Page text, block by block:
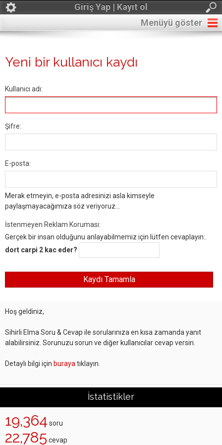
Giriş Yap | Kayıt ol
Menüyü göster
Yeni bir kullanıcı kaydı
Kullanıcı adı:
Şifre:
E-posta:
Merak etmeyin, e-posta adresinizi asla kimseyle
paylaşmayacağımıza söz veriyoruz...
İstenmeyen Reklam Koruması:
Gerçek bir insan olduğunu anlayabilmemiz için lütfen cevaplayın:.
dort carpi 2 kac eder?
Hoş geldiniz,
Sihirli Elma Soru & Cevap ile sorularınıza en kısa zamanda yanıt
alabilirsiniz. Sorunuzu sorun ve diğer kullanıcılar cevap versin.
Detaylı bilgi için buraya tıklayın.
İstatistikler
19,364 soru
22,785 cevap